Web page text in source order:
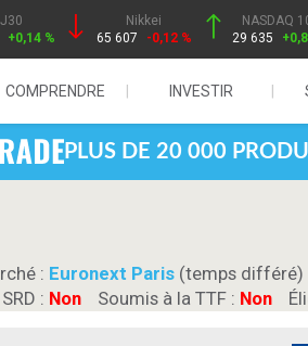
+0,14 %
Nikkei
65 607
-0,12 %
NASDAQ
29 635
COMPRENDRE INVESTIR
PLUS DE 20 000
: Euronext Paris (temps différé)
: Non Soumis à la TTF : Non